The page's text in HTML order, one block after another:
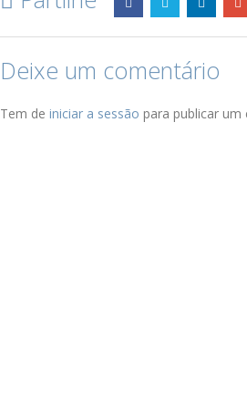
Deixe um comentário
Tem de iniciar a sessão para publicar um